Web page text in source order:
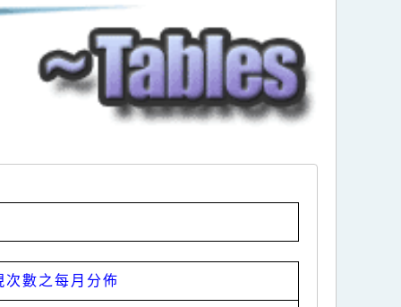
次數之每月分佈